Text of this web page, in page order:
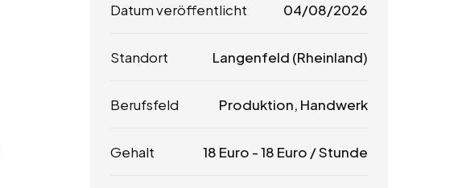
Datum veröffentlicht 04/08/2026
Standort Langenfeld (Rheinland)
Berufsfeld Produktion, Handwerk
Gehalt 18 Euro -18 Euro / Stunde